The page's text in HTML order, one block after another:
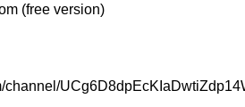
(free version)
channel/